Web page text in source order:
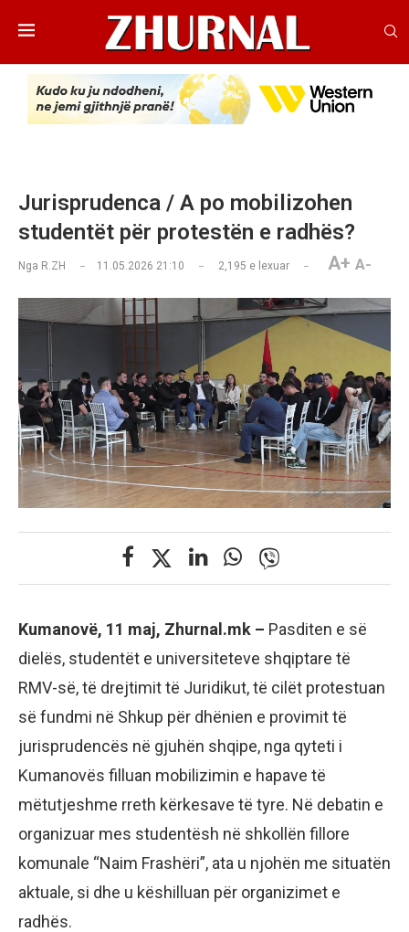
Jurisprudenca / A po mobilizohen
studentët për protestën e radhës?
Nga R.ZH 11.05.2026 21:10 2,195 e lexuar A+ A-
Kumanovë, 11 maj, Zhurnal.mk – Pasditen e së
dielës, studentët e universiteteve shqiptare të
RMV-së, të drejtimit të Juridikut, të cilët protestuan
së fundmi në Shkup për dhënien e provimit të
jurisprudencës në gjuhën shqipe, nga qyteti i
Kumanovës filluan mobilizimin e hapave të
mëtutjeshme rreth kërkesave të tyre. Në debatin e
organizuar mes studentësh në shkollën fillore
komunale “Naim Frashëri”, ata u njohën me situatën
aktuale, si dhe u këshilluan për organizimet e
radhës.